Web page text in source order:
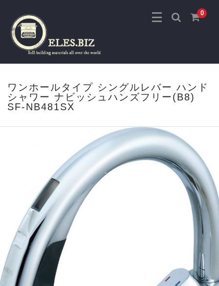
0
ワンホールタイプ シングルレバー ハンド
シャワー ナビッシュハンズフリー(B8)
SF-NB481SX